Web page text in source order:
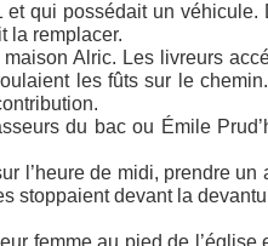
qui possédait un véhicule.
la remplacer.
Alric. Les livreurs
les fûts sur le
du bac ou Émile
l’heure de midi, prendre
stoppaient devant la
femme au pied de l’église